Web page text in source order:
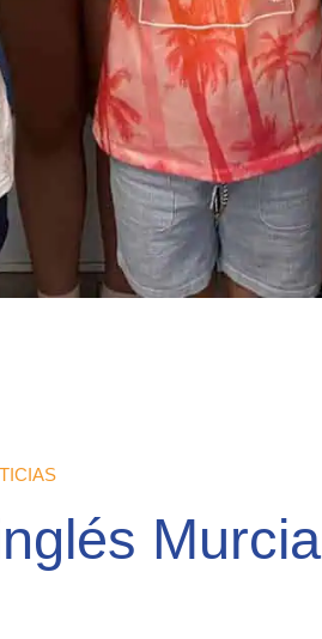
Murcia